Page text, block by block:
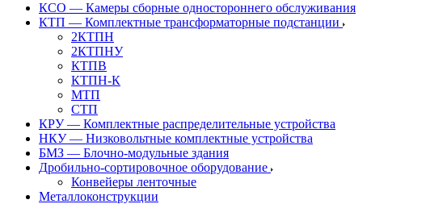
КСО — Камеры сборные одностороннего обслуживания
КТП — Комплектные трансформаторные подстанции
2КТПН
2КТПНУ
КТПВ
КТПН-К
МТП
СТП
КРУ — Комплектные распределительные устройства
НКУ — Низковольтные комплектные устройства
БМЗ — Блочно-модульные здания
Дробильно-сортировочное оборудование
Конвейеры ленточные
Металлоконструкции